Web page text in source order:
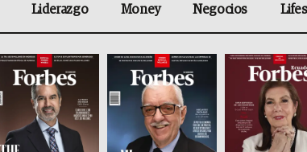
Liderazgo Money Negocios